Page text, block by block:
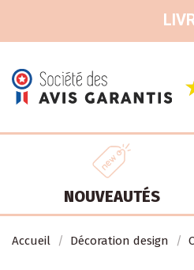
NOUVEAUTÉS
Accueil Décoration design